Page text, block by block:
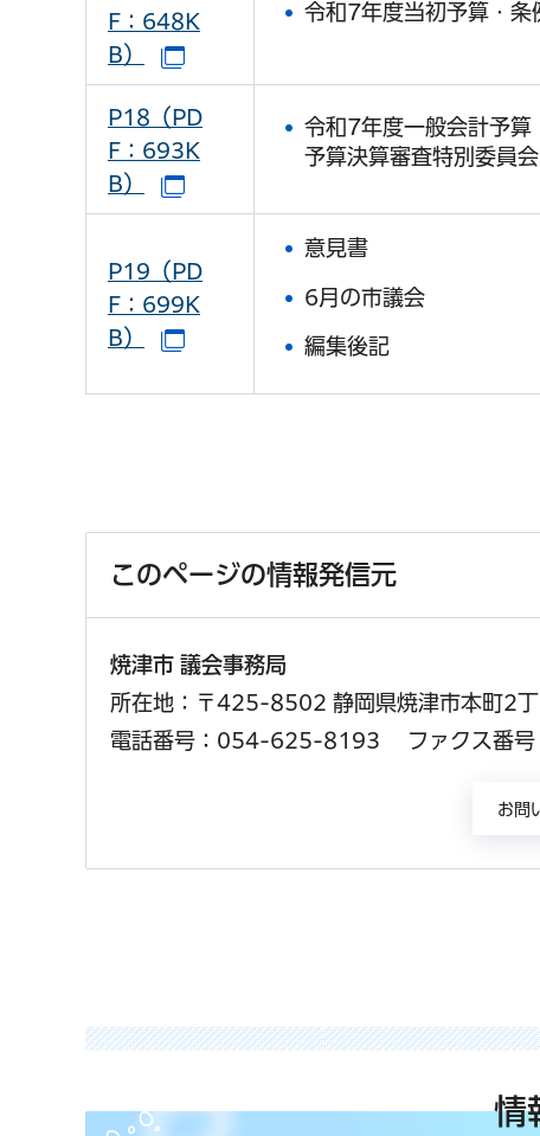
F：648K
B）
令和7年度当初予算・
P18（PD
F：693K
B）
令和7年度一般会計予
予算決算審査特別委員
P19（PD
F：699K
B）
（別ウインドウで開きます）
意見書
6月の市議会
編集後記
このページの情報発信元
焼津市 議会事務局
所在地：〒425-8502 静岡県焼津市本町2
電話番号：054-625-8193
ファクス番
情